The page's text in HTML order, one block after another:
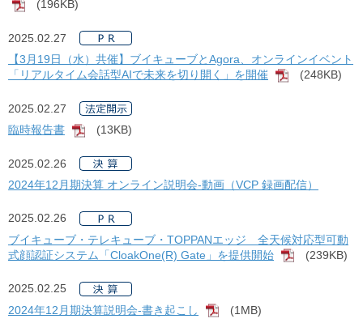
[PDF]
(196KB)
2025.02.27
【3月19日（水）共催】ブイキューブとAgora、オンラインイベント
「リアルタイム会話型AIで未来を切り開く」を開催
[PDF]
(248KB)
2025.02.27
臨時報告書
[PDF]
(13KB)
2025.02.26
2024年12月期決算 オンライン説明会-動画（VCP 録画配信）
2025.02.26
ブイキューブ・テレキューブ・TOPPANエッジ 全天候対応型可動
式顔認証システム「CloakOne(R) Gate」を提供開始
[PDF]
(239KB)
2025.02.25
2024年12月期決算説明会-書き起こし
[PDF]
(1MB)